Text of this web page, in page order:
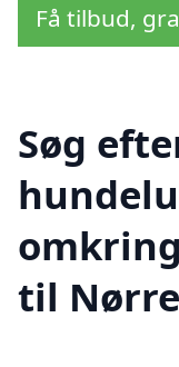
Få tilbud,
Søg
til